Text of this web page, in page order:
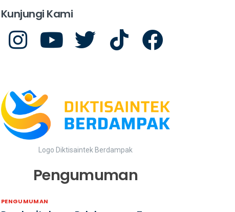
Kunjungi Kami
Logo Diktisaintek Berdampak
Pengumuman
PENGUMUMAN